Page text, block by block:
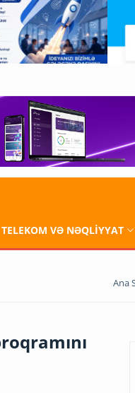
TELEKOM VƏ NƏQLİYYAT
Ana